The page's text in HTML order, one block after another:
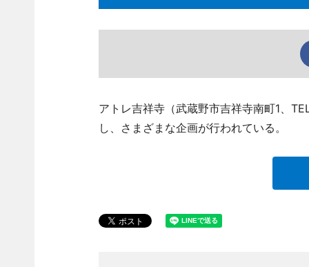
アトレ吉祥寺（武蔵野市吉祥寺南町1、
し、さまざまな企画が行われている。